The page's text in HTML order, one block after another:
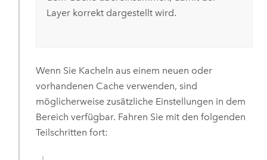
Layer korrekt dargestellt wird.
Wenn Sie Kacheln aus einem neuen oder
vorhandenen Cache verwenden, sind
möglicherweise zusätzliche Einstellungen in dem
Bereich verfügbar. Fahren Sie mit den folgenden
Teilschritten fort: